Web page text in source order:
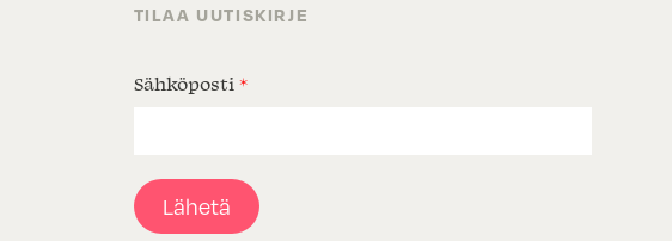
TILAA UUTISKIRJE
Sähköposti *
Lähetä